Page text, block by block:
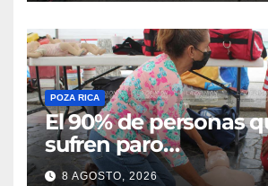
POZA RICA
El 90% de personas
sufren paro
cardiorrespiratorio
8 AGOSTO, 2026